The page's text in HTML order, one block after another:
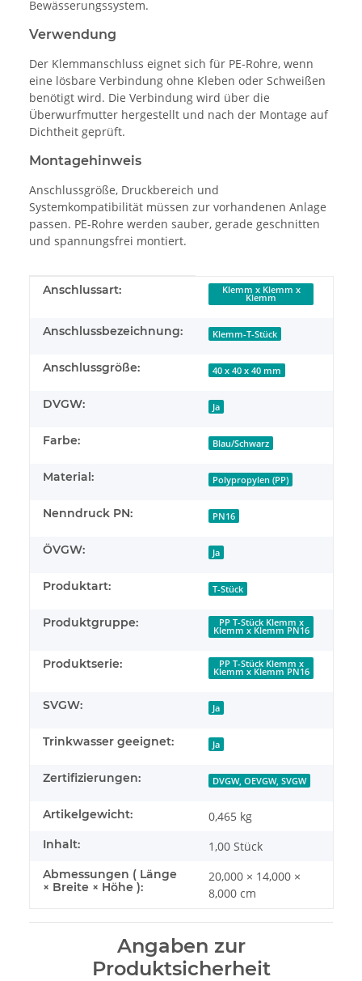
Bewässerungssystem.
Verwendung
Der Klemmanschluss eignet sich für PE-Rohre, wenn
eine lösbare Verbindung ohne Kleben oder Schweißen
benötigt wird. Die Verbindung wird über die
Überwurfmutter hergestellt und nach der Montage auf
Dichtheit geprüft.
Montagehinweis
Anschlussgröße, Druckbereich und
Systemkompatibilität müssen zur vorhandenen Anlage
passen. PE-Rohre werden sauber, gerade geschnitten
und spannungsfrei montiert.
Produkteigenschaft
Wert
Anschlussart: Klemm x Klemm x
Klemm
Anschlussbezeichnung: Klemm-T-Stück
Anschlussgröße: 40 x 40 x 40 mm
DVGW: Ja
Farbe: Blau/Schwarz
Material: Polypropylen (PP)
Nenndruck PN: PN16
ÖVGW: Ja
Produktart: T-Stück
Produktgruppe: PP T-Stück Klemm x
Klemm x Klemm PN16
Produktserie: PP T-Stück Klemm x
Klemm x Klemm PN16
SVGW: Ja
Trinkwasser geeignet: Ja
Zertifizierungen: DVGW, OEVGW, SVGW
Artikelgewicht: 0,465 kg
Inhalt: 1,00 Stück
Abmessungen ( Länge
× Breite × Höhe ):
20,000 × 14,000 ×
8,000 cm
Angaben zur
Produktsicherheit